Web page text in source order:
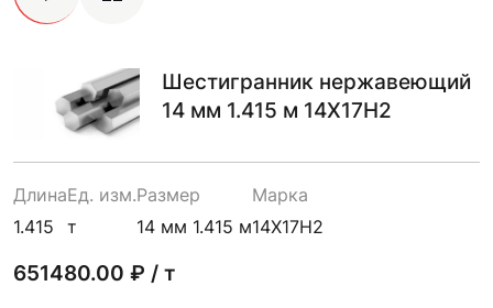
Шестигранник нержавеющий
14 мм 1.415 м 14Х17Н2
Длина
1.415
Ед. изм.
т
Размер
14 мм 1.415 м
Марка
14Х17Н2
651480.00 ₽ / т